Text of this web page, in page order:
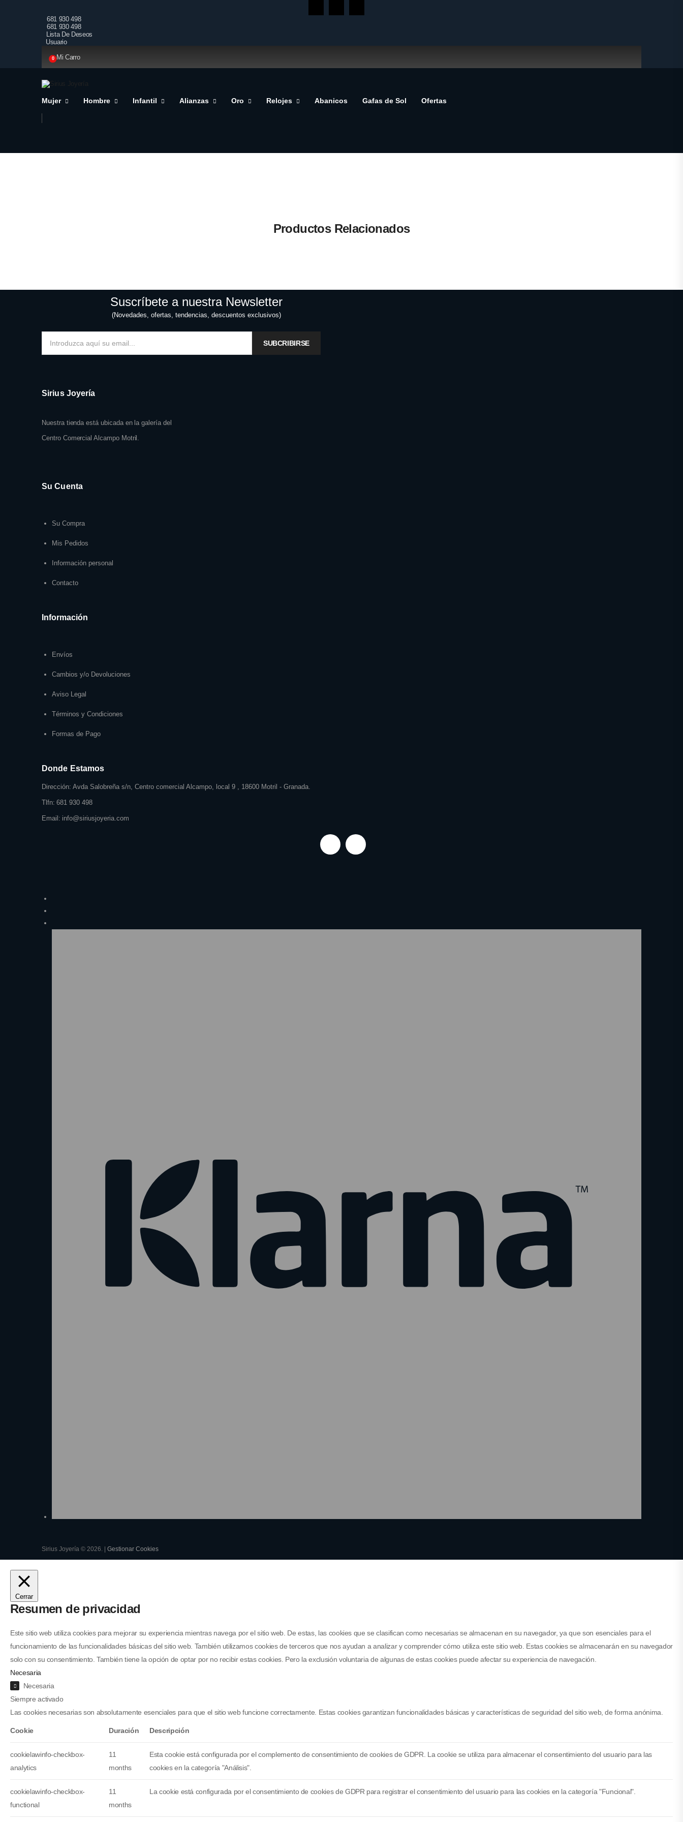
681 930 498
681 930 498
Lista De Deseos
Usuario
Mi Carro
0
Mujer Hombre Infantil Alianzas Oro Relojes Abanicos Gafas de Sol Ofertas
Productos Relacionados
Suscríbete a nuestra Newsletter
(Novedades, ofertas, tendencias, descuentos exclusivos)
SUBCRIBIRSE
Sirius Joyería
Nuestra tienda está ubicada en la galería del
Centro Comercial Alcampo Motril.
Su Cuenta
Su Compra
Mis Pedidos
Información personal
Contacto
Información
Envíos
Cambios y/o Devoluciones
Aviso Legal
Términos y Condiciones
Formas de Pago
Donde Estamos
Tlfn: 681 930 498
Email: info@siriusjoyeria.com
Dirección: Avda Salobreña s/n, Centro comercial Alcampo, local 9 , 18600 Motril - Granada.
Sirius Joyería © 2026. | Gestionar Cookies
Cerrar
Resumen de privacidad
Este sitio web utiliza cookies para mejorar su experiencia mientras navega por el sitio web. De estas, las cookies que se clasifican como necesarias se almacenan en su navegador, ya que son esenciales para el
funcionamiento de las funcionalidades básicas del sitio web. También utilizamos cookies de terceros que nos ayudan a analizar y comprender cómo utiliza este sitio web. Estas cookies se almacenarán en su navegador
solo con su consentimiento. También tiene la opción de optar por no recibir estas cookies. Pero la exclusión voluntaria de algunas de estas cookies puede afectar su experiencia de navegación.
Necesaria
Necesaria
Siempre activado
Las cookies necesarias son absolutamente esenciales para que el sitio web funcione correctamente. Estas cookies garantizan funcionalidades básicas y características de seguridad del sitio web, de forma anónima.
Cookie Duración Descripción
cookielawinfo-checkbox-
analytics
11
months
Esta cookie está configurada por el complemento de consentimiento de cookies de GDPR. La cookie se utiliza para almacenar el consentimiento del usuario para las
cookies en la categoría "Análisis".
cookielawinfo-checkbox-
functional
11
months
La cookie está configurada por el consentimiento de cookies de GDPR para registrar el consentimiento del usuario para las cookies en la categoría "Funcional".